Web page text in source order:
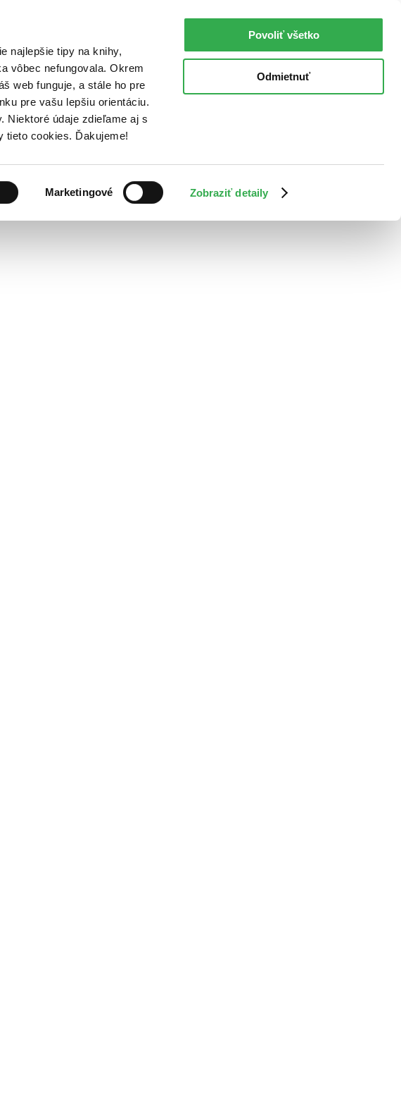
najlepšie tipy na knihy,
vôbec nefungovala. Okrem
web funguje, a stále ho pre
pre vašu lepšiu orientáciu.
Niektoré údaje zdieľame aj s
tieto cookies. Ďakujeme!
Marketingové Zobraziť detaily
Povoliť všetko
Odmietnuť